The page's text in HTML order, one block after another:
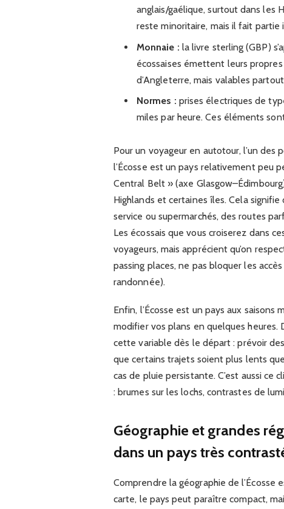
anglais/gaélique, surtout dans les
reste minoritaire, mais il fait
Monnaie : la livre sterling (GBP)
écossaises émettent leurs
d’Angleterre, mais valables
Normes : prises électriques de
miles par heure. Ces éléments
Pour un voyageur en autotour, l’un
l’Écosse est un pays relativement peu
Central Belt » (axe
Highlands et certaines îles. Cela
service ou supermarchés, des routes
Les écossais que vous croiserez dans
voyageurs, mais apprécient qu’on
passing places, ne pas bloquer les
randonnée).
Enfin, l’Écosse est un pays aux
modifier vos plans en quelques heures.
cette variable dès le départ : prévoir
que certains trajets soient plus lents
cas de pluie persistante. C’est aussi ce
: brumes sur les lochs, contrastes de
Géographie et grandes
dans un pays très
Comprendre la géographie de l’Écosse
carte, le pays peut paraître compact,